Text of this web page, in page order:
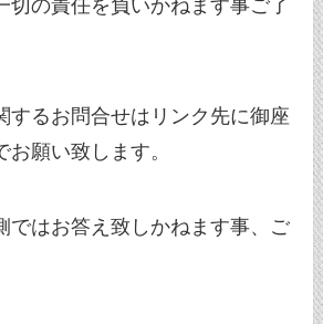
切の責任を負いかねます事ご了
するお問合せはリンク先に御座
願い致します。
ではお答え致しかねます事、ご